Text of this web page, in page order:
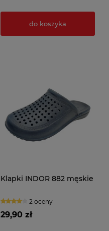
do koszyka
Klapki INDOR 882 męskie
2 oceny
29,90 zł